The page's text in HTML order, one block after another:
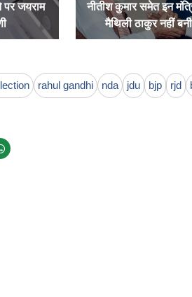
पर जयराम
नीतीश कुमार समेत इन
मैथिली ठाकुर नहीं
rahul gandhi nda jdu bjp rjd